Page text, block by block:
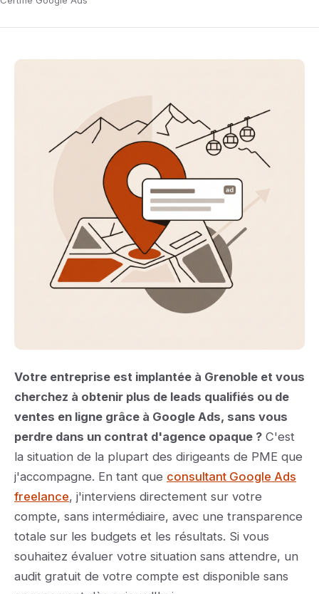
Votre entreprise est implantée à Grenoble et vous
cherchez à obtenir plus de leads qualifiés ou de
ventes en ligne grâce à Google Ads, sans vous
perdre dans un contrat d'agence opaque ? C'est
la situation de la plupart des dirigeants de PME que
j'accompagne. En tant que consultant Google Ads
freelance, j'interviens directement sur votre
compte, sans intermédiaire, avec une transparence
totale sur les budgets et les résultats. Si vous
souhaitez évaluer votre situation sans attendre, un
audit gratuit de votre compte est disponible sans